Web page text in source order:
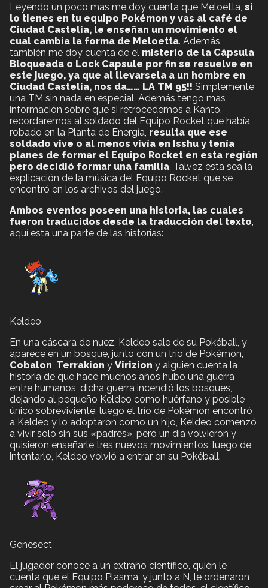
Leyendo un poco mas me doy cuenta que Meloetta, si
lo tienes en tu equipo Pokémon y vas al café de
Ciudad Castelia, le enseñan un movimiento el
cual cambia la forma de Meloetta. Además
también me doy cuenta de el misterio de la Cápsula
Bloqueada o Lock Capsule por fin se resuelve en
este juego, ya que al llevarsela a un hombre en
Ciudad Castelia, nos da…… LA TM 95!! Simplemente
una TM sin nada en especial. Además tengo mas
información sobre que si retrocedemos a Kanto,
recordaremos al soldado del Equipo Rocket que había
robado en la Planta de Energía, resulta que ese
soldado vive o al menos vivía en Isshu y tenía
planes de formar el Equipo Rocket en esta región
pero decidió formar una familia. Talvez esta sea la
explicación de la música del Equipo Rocket que se
encontró en los archivos del juego.
Ambos eventos poseen una historia, las cuales
fueron traducidos desde la traducción del texto
aquí esta una parte de las historias:
Keldeo
En una cáscara de nuez, Keldeo sale de su Pokéball, y
aparece en un bosque, junto con un trío de Pokémon,
Cobalon Terrakion y Virizion y alguien cuenta la
historia de que hace muchos años hubo una guerra
entre humanos, dicha guerra incendió los bosques,
dejando al pequeño Keldeo como huérfano y posible
único sobreviviente, luego el trío de Pokémon encontró
a Keldeo y lo adoptaron como un hijo, Keldeo comenzó
a vivir solo sin sus «padres», pero un día volvieron y
quisieron enseñarle tres nuevos movimientos, luego de
intentarlo, Keldeo volvió a entrar en su Pokéball.
Genesect
El jugador conoce a un extraño científico, quién le
cuenta que el Equipo Plasma, y junto a N, le ordenaron